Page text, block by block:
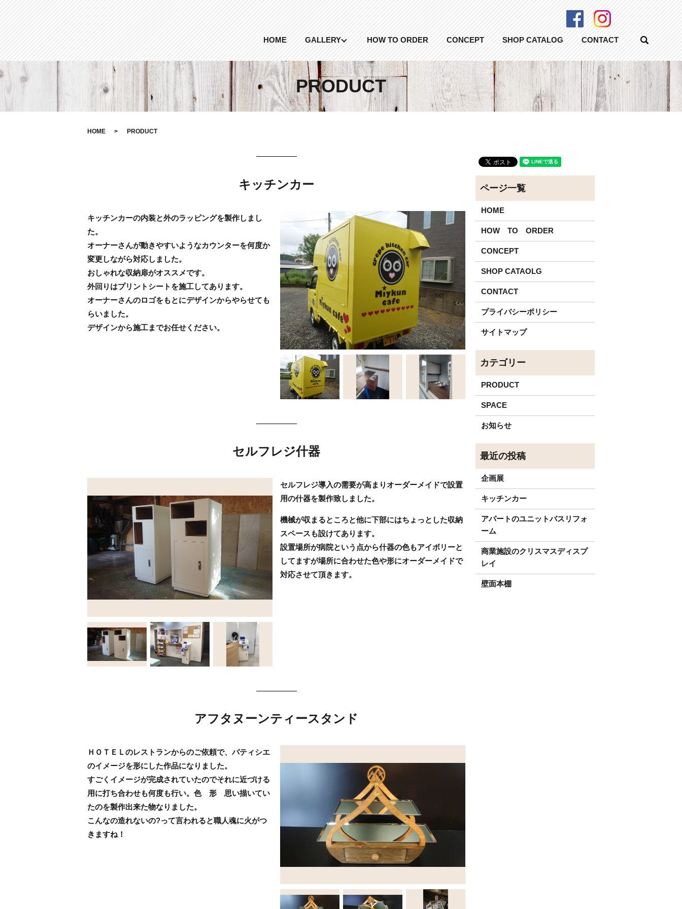
FacebookInstagram
HOME GALLERY HOW TO ORDER CONCEPT SHOP CATALOG CONTACT search
PRODUCT
HOME PRODUCT
キッチンカー
キッチンカーの内装と外のラッピングを製作しまし
た。
オーナーさんが動きやすいようなカウンターを何度か
変更しながら対応しました。
おしゃれな収納扉がオススメです。
外回りはプリントシートを施工してあります。
オーナーさんのロゴをもとにデザインからやらせても
らいました。
デザインから施工までお任せください。
セルフレジ什器
セルフレジ導入の需要が高まりオーダーメイドで設置
用の什器を製作致しました。
機械が収まるところと他に下部にはちょっとした収納
スペースも設けてあります。
設置場所が病院という点から什器の色もアイボリーと
してますが場所に合わせた色や形にオーダーメイドで
対応させて頂きます。
アフタヌーンティースタンド
ＨＯＴＥＬのレストランからのご依頼で、パティシエ
のイメージを形にした作品になりました。
すごくイメージが完成されていたのでそれに近づける
用に打ち合わせも何度も行い。色 形 思い描いてい
たのを製作出来た物なりました。
こんなの造れないの?って言われると職人魂に火がつ
きますね！
HOME
HOW TO ORDER
CONCEPT
SHOP CATAOLG
CONTACT
プライバシーポリシー
サイトマップ
PRODUCT
SPACE
お知らせ
企画展
キッチンカー
アパートのユニットバスリフォ
ーム
商業施設のクリスマスディスプ
レイ
壁面本棚